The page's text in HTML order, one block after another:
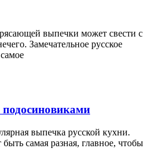
выпечки может свести с
Замечательное русское
подосиновиками
выпечка русской кухни.
самая разная, главное, чтобы